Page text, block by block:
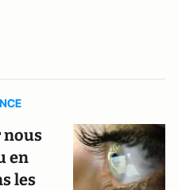
nous
en
les